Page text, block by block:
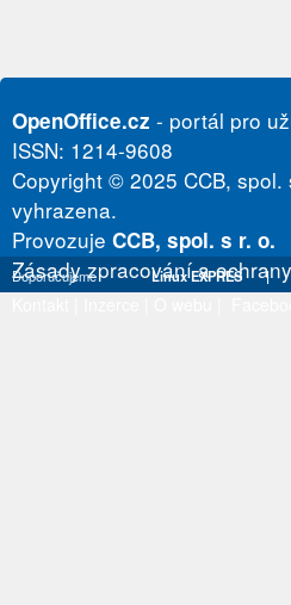
OpenOffice.cz - portál pro
ISSN: 1214-9608
Copyright © 2025 CCB,
vyhrazena.
Provozuje CCB, spol. s r. o.
Zásady zpracování a
Doporučujeme Linux EXPRES |